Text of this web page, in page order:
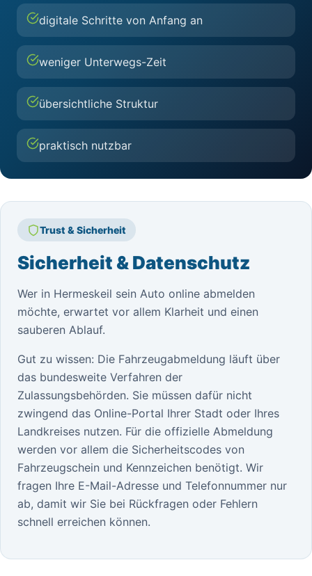
digitale Schritte von Anfang an
weniger Unterwegs-Zeit
übersichtliche Struktur
praktisch nutzbar
Trust & Sicherheit
Sicherheit & Datenschutz
Wer in Hermeskeil sein Auto online abmelden
möchte, erwartet vor allem Klarheit und einen
sauberen Ablauf.
Gut zu wissen: Die Fahrzeugabmeldung läuft über
das bundesweite Verfahren der
Zulassungsbehörden. Sie müssen dafür nicht
zwingend das Online-Portal Ihrer Stadt oder Ihres
Landkreises nutzen. Für die offizielle Abmeldung
werden vor allem die Sicherheitscodes von
Fahrzeugschein und Kennzeichen benötigt. Wir
fragen Ihre E-Mail-Adresse und Telefonnummer nur
ab, damit wir Sie bei Rückfragen oder Fehlern
schnell erreichen können.